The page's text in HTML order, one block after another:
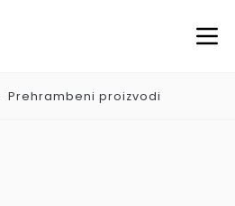
Prehrambeni proizvodi